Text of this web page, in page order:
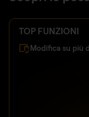
TOP FUNZIONI
Modifica su più